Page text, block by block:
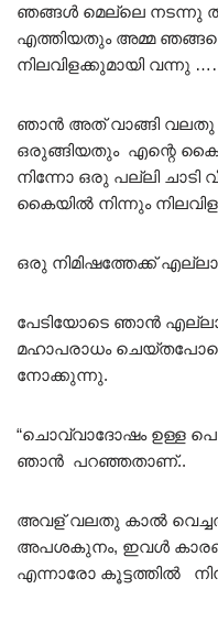
ഞങ്ങൾ മെല്ലെ നടന്നു
എത്തിയതും അമ്മ
നിലവിളക്കുമായി വന്നു
ഞാൻ അത് വാങ്ങി വലതു
ഒരുങ്ങിയതും എന്റെ
നിന്നോ ഒരു പല്ലി
കൈയിൽ നിന്നും
ഒരു നിമിഷത്തേക്ക്
പേടിയോടെ ഞാൻ
മഹാപരാധം
നോക്കുന്നു.
“ചൊവ്വാദോഷം ഉള്ള
ഞാൻ പറഞ്ഞതാണ്..
അവള് വലതു കാൽ
അപശകുനം, ഇവൾ
എന്നാരോ കൂട്ടത്തിൽ